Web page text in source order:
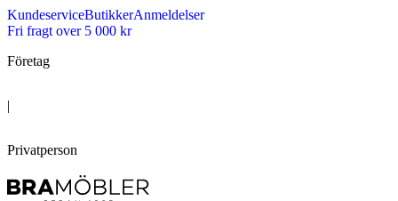
KundeserviceButikkerAnmeldelser
Fri fragt over 5 000 kr
Företag
|
Privatperson